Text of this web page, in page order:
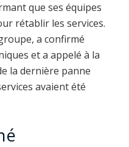
que ses équipes
rétablir les services.
a confirmé
et a appelé à la
la dernière panne
avaient été